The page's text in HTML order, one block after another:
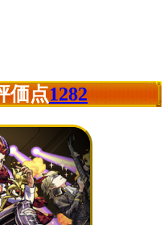
価点1282